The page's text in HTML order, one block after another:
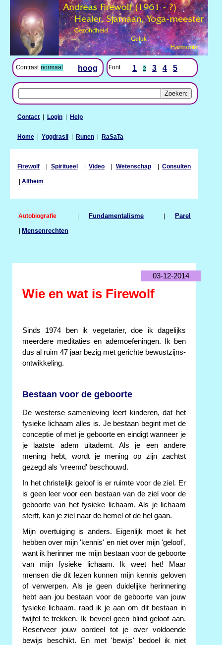
Contrast normaal hoog Font 1 2 3 4 5
Contact | Login | Help
Home | Yggdrasil | Runen | RaSaTa
Firewolf | Spiritueel| Video | Wetenschap| Consulten
| Alfheim
Autobiografie | Fundamentalisme | Parel
| Mensenrechten
03-12-2014
Wie en wat is Firewolf
Sinds 1974 ben ik vegetarier, doe ik dagelijks
meerdere meditaties en ademoefeningen. Ik ben
dus al ruim 47 jaar bezig met gerichte bewustzijns-
ontwikkeling.
Bestaan voor de geboorte
De westerse samenleving leert kinderen, dat het
fysieke lichaam alles is. Je bestaan begint met de
conceptie of met je geboorte en eindigt wanneer je
je laatste adem uitademt. Als je een andere
mening hebt, wordt je mening op zijn zachtst
gezegd als 'vreemd' beschouwd.
In het christelijk geloof is er ruimte voor de ziel. Er
is geen leer voor een bestaan van de ziel voor de
geboorte van het fysieke lichaam. Als je lichaam
sterft, kan je ziel naar de hemel of de hel gaan.
Mijn overtuiging is anders. Eigenlijk moet ik het
hebben over mijn 'kennis' en niet over mijn 'geloof',
want ik herinner me mijn bestaan voor de geboorte
van mijn fysieke lichaam. Ik weet het! Maar
mensen die dit lezen kunnen mijn kennis geloven
of verwerpen. Als je geen duidelijke herinnering
hebt aan jou bestaan voor de geboorte van jouw
fysieke lichaam, raad ik je aan om dit bestaan in
twijfel te trekken. Ik beveel geen blind geloof aan.
Reserveer jouw oordeel tot je over voldoende
bewijs beschikt. En met 'bewijs' bedoel ik niet